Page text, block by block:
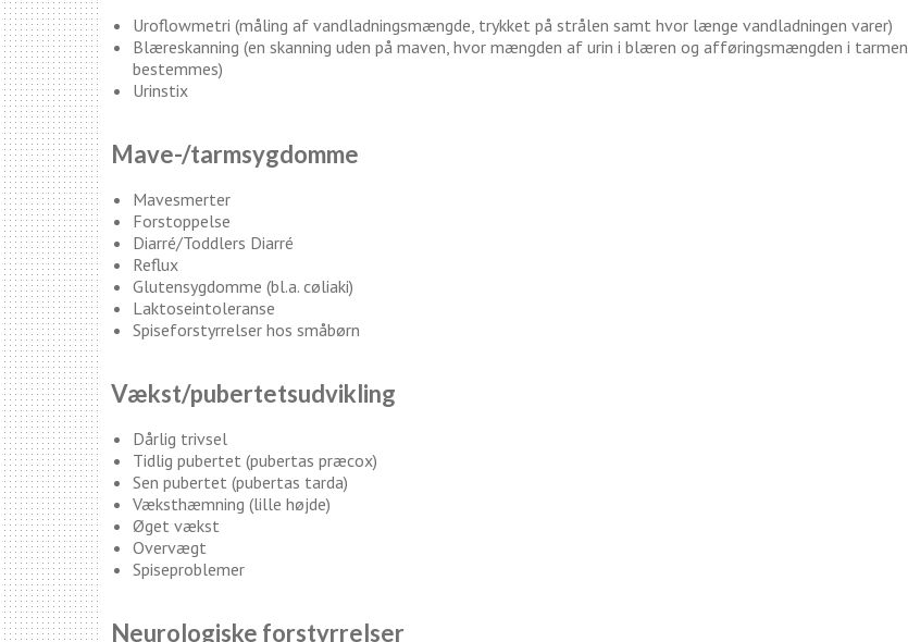
Uroflowmetri (måling af vandladningsmængde, trykket på strålen samt hvor længe vandladningen varer)
Blæreskanning (en skanning uden på maven, hvor mængden af urin i blæren og afføringsmængden i tarmen
bestemmes)
Urinstix
Mave-/tarmsygdomme
Mavesmerter
Forstoppelse
Diarré/Toddlers Diarré
Reflux
Glutensygdomme (bl.a. cøliaki)
Laktoseintoleranse
Spiseforstyrrelser hos småbørn
Vækst/pubertetsudvikling
Dårlig trivsel
Tidlig pubertet (pubertas præcox)
Sen pubertet (pubertas tarda)
Væksthæmning (lille højde)
Øget vækst
Overvægt
Spiseproblemer
Neurologiske forstyrrelser